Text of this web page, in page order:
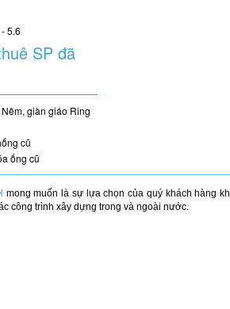
5.6
SP đã
giàn giáo Ring
cũ
ống cũ
mong muốn là sự lựa chọn của quý khách hàng
công trình xây dựng trong và ngoài nước.